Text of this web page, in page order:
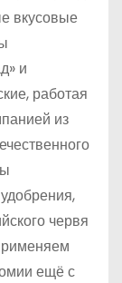
вкусовые
и
работая
из
червя
ещё с